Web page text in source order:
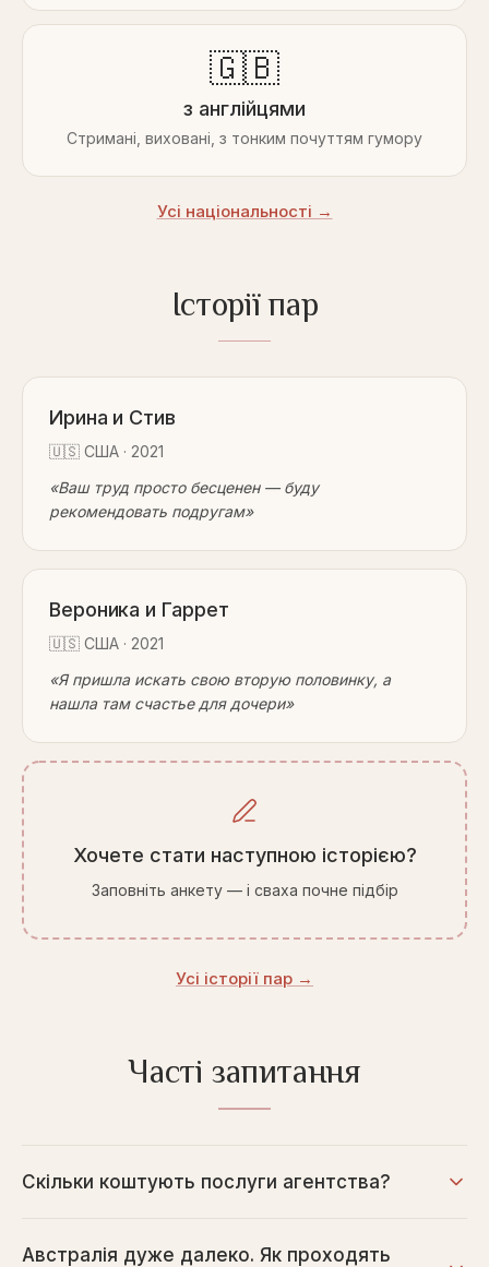
🇬🇧
з англійцями
Стримані, виховані, з тонким почуттям гумору
Усі національності →
Історії пар
Ирина и Стив
🇺🇸 США · 2021
«Ваш труд просто бесценен — буду
рекомендовать подругам»
Вероника и Гаррет
🇺🇸 США · 2021
«Я пришла искать свою вторую половинку, а
нашла там счастье для дочери»
Хочете стати наступною історією?
Заповніть анкету — і сваха почне підбір
Усі історії пар →
Часті запитання
Скільки коштують послуги агентства?
Австралія дуже далеко. Як проходять